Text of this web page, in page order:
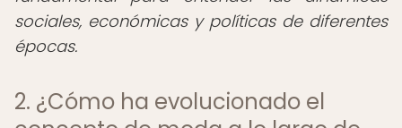
sociales, económicas y políticas de diferentes
épocas.
2. ¿Cómo ha evolucionado el